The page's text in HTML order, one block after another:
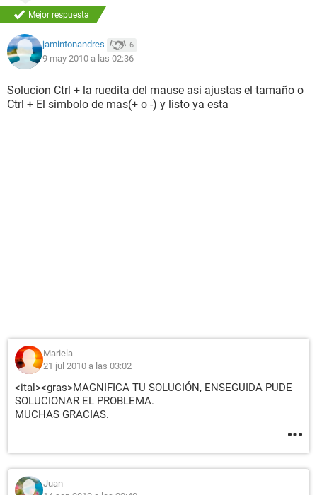
Mejor respuesta
jamintonandres 6
9 may 2010 a las 02:36
Solucion Ctrl + la ruedita del mause asi ajustas el tamaño o
Ctrl + El simbolo de mas(+ o -) y listo ya esta
Mariela
21 jul 2010 a las 03:02
<ital><gras>MAGNIFICA TU SOLUCIÓN, ENSEGUIDA PUDE
SOLUCIONAR EL PROBLEMA.
MUCHAS GRACIAS.
Juan